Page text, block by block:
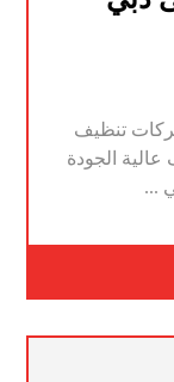
تنظيف
عالية الجودة
...